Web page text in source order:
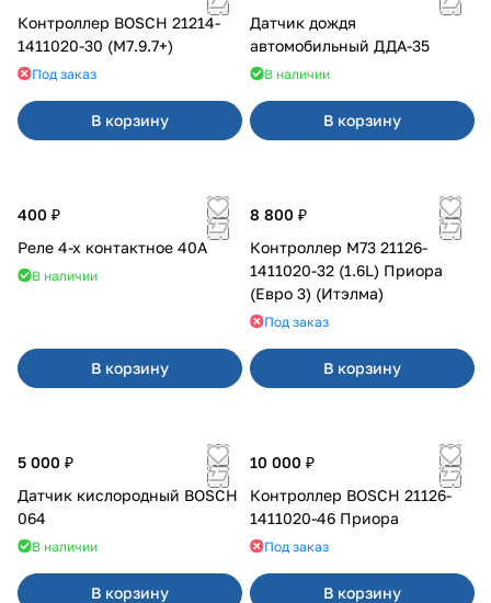
Контроллер BOSCH 21214-
1411020-30 (M7.9.7+)
Под заказ
В корзину
Датчик дождя
автомобильный ДДА-35
В наличии
В корзину
400 ₽
Реле 4-х контактное 40А
В наличии
В корзину
8 800 ₽
Контроллер М73 21126-
1411020-32 (1.6L) Приора
(Евро 3) (Итэлма)
Под заказ
В корзину
5 000 ₽
Датчик кислородный BOSCH
064
В наличии
В корзину
10 000 ₽
Контроллер BOSCH 21126-
1411020-46 Приора
Под заказ
В корзину